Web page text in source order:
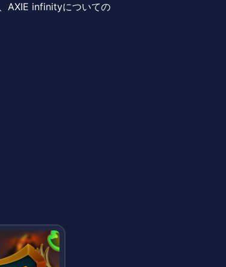
AXIE infinityについての